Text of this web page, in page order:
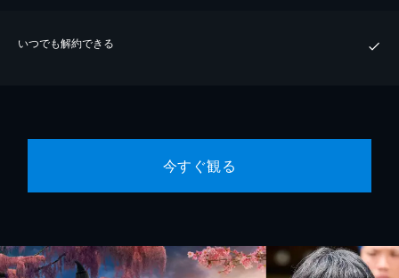
いつでも解約できる
今すぐ観る